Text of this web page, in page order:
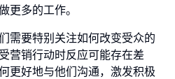
更多的工作。
需要特别关注如何改变受众的
营销行动时反应可能存在差
更好地与他们沟通，激发积极